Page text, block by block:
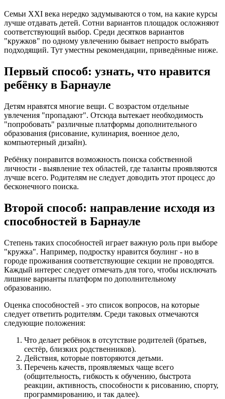
Семьи XXI века нередко задумываются о том, на какие курсы
лучше отдавать детей. Сотни вариантов площадок осложняют
соответствующий выбор. Среди десятков вариантов
"кружков" по одному увлечению бывает непросто выбрать
подходящий. Тут уместны рекомендации, приведённые ниже.
Первый способ: узнать, что нравится
ребёнку в Барнауле
Детям нравятся многие вещи. С возрастом отдельные
увлечения "пропадают". Отсюда вытекает необходимость
"попробовать" различные платформы дополнительного
образования (рисование, кулинария, военное дело,
компьютерный дизайн).
Ребёнку понравится возможность поиска собственной
личности - выявление тех областей, где таланты проявляются
лучше всего. Родителям не следует доводить этот процесс до
бесконечного поиска.
Второй способ: направление исходя из
способностей в Барнауле
Степень таких способностей играет важную роль при выборе
"кружка". Например, подростку нравится боулинг - но в
городе проживания соответствующие секции не проводятся.
Каждый интерес следует отмечать для того, чтобы исключать
лишние варианты платформ по дополнительному
образованию.
Оценка способностей - это список вопросов, на которые
следует ответить родителям. Среди таковых отмечаются
следующие положения:
Что делает ребёнок в отсутствие родителей (братьев,
сестёр, близких родственников).
Действия, которые повторяются детьми.
Перечень качеств, проявляемых чаще всего
(общительность, гибкость к обучению, быстрота
реакции, активность, способности к рисованию, спорту,
программированию, и так далее).